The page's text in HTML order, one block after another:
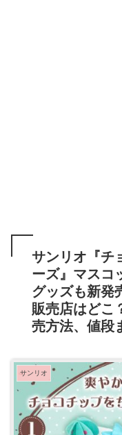
サンリオ『チ
ーズ』マスコ
グッズも新発
販売店はどこ
売方法、値段
サンリオ